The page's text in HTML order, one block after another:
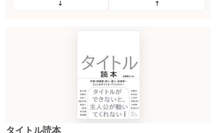
タイトル読本